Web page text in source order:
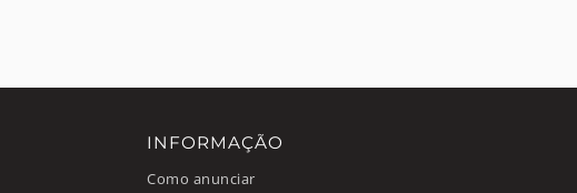
INFORMAÇÃO
Como anunciar